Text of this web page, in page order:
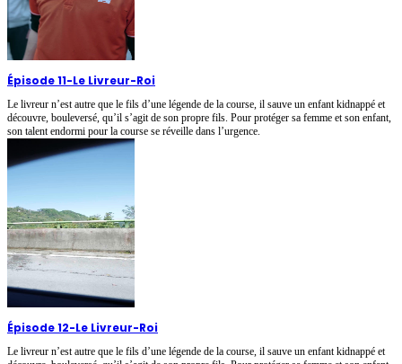
Épisode 11-Le Livreur-Roi
Le livreur n’est autre que le fils d’une légende de la course, il sauve un enfant kidnappé et
découvre, bouleversé, qu’il s’agit de son propre fils. Pour protéger sa femme et son enfant,
son talent endormi pour la course se réveille dans l’urgence.
Épisode 12-Le Livreur-Roi
Le livreur n’est autre que le fils d’une légende de la course, il sauve un enfant kidnappé et